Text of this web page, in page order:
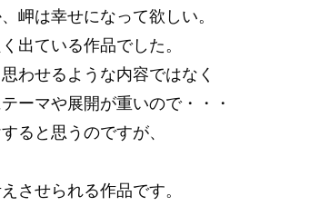
岬は幸せになって欲しい。
出ている作品でした。
わせるような内容ではなく
ーマや展開が重いので・・・
ると思うのですが、
させられる作品です。